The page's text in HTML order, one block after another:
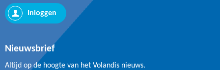
Nieuwsbrief
Altijd op de hoogte van het Volandis nieuws.
Inloggen